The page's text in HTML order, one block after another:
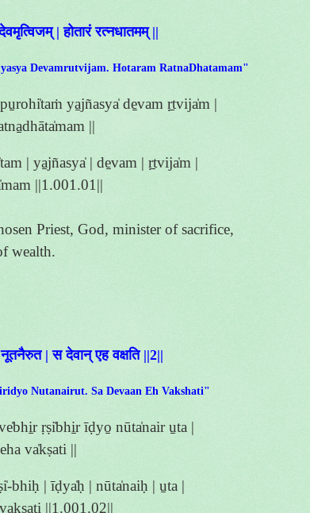
| होतारं रत्नधातमम् ||
Devamrutvijam. Hotaram RatnaDhatamam"
ya̱jñasya̍ de̱vam ṛ̱tvija̍m |
||
| ya̱jñasya̍ | de̱vam | ṛ̱tvija̍m |
||1.001.01||
Priest, God, minister of sacrifice,
wealth.
नूतनैरुत | स देवान् एह वक्षति ||2||
Nutanairut. Sa Devaan Eh Vakshati"
ṛṣi̍bhi̱r īḍyo̱ nūta̍nair u̱ta |
va̍kṣati ||
bhiḥ | īḍya̍ḥ | nūta̍naiḥ | u̱ta |
||1.001.02||